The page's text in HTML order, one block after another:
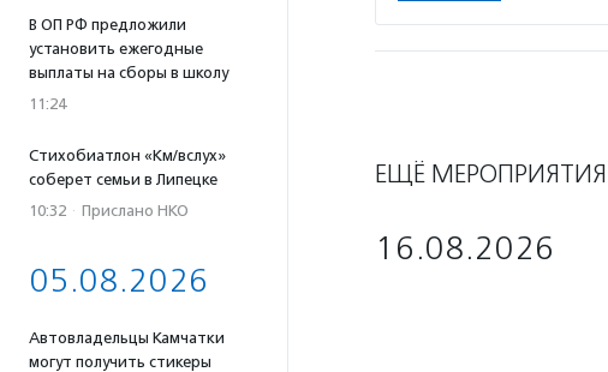
В ОП РФ предложили
установить ежегодные
выплаты на сборы в школу
11:24
Стихобиатлон «Км/вслух»
соберет семьи в Липецке
10:32 · Прислано НКО
05.08.2026
Автовладельцы Камчатки
могут получить стикеры
ЕЩЁ МЕРОПРИЯТИЯ
16.08.2026